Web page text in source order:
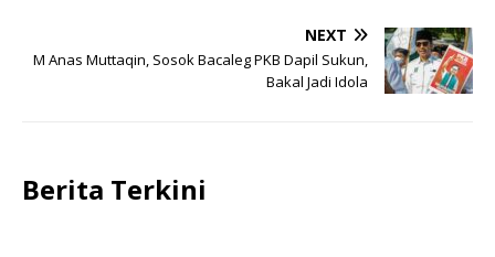
NEXT
M Anas Muttaqin, Sosok Bacaleg PKB Dapil Sukun,
Bakal Jadi Idola
Berita Terkini